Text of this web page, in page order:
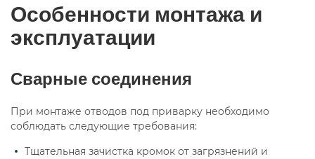
Особенности монтажа и
эксплуатации
Сварные соединения
При монтаже отводов под приварку необходимо
соблюдать следующие требования:
Тщательная зачистка кромок от загрязнений и